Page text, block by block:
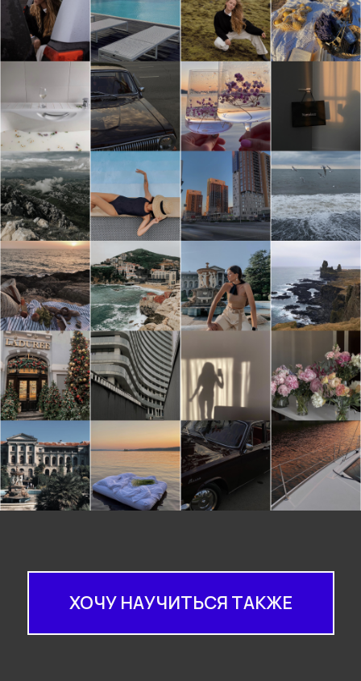
ХОЧУ НАУЧИТЬСЯ ТАКЖЕ